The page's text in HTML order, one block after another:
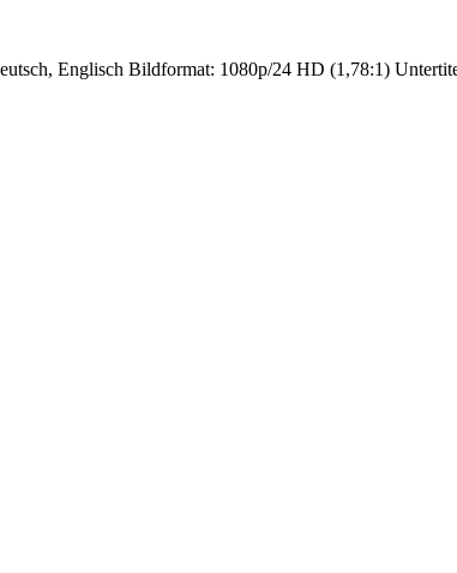
Englisch Bildformat: 1080p/24 HD (1,78:1)